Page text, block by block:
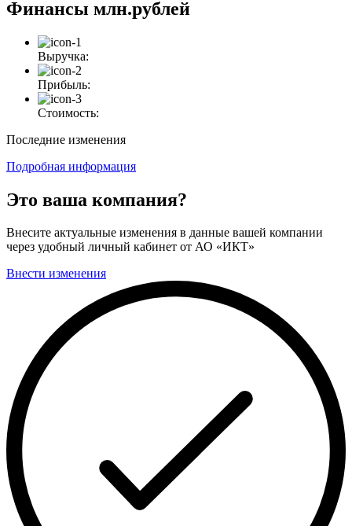
Финансы млн.рублей
Выручка:
Прибыль:
Стоимость:
Последние изменения
Подробная информация
Это ваша компания?
Внесите актуальные изменения в данные вашей компании
через удобный личный кабинет от АО «ИКТ»
Внести изменения